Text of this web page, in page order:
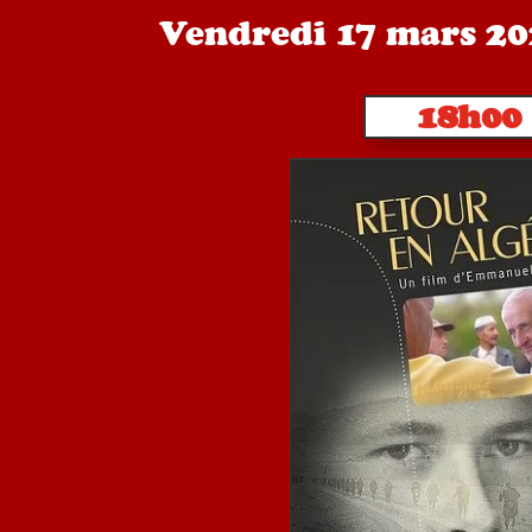
Vendredi 17 mars
18h00